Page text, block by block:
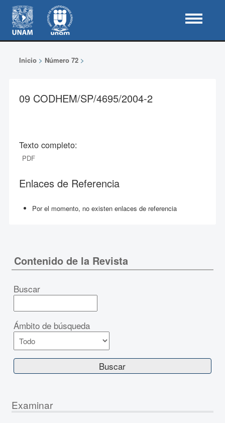
Inicio> Número 72>
09 CODHEM/SP/4695/2004-2
Texto completo:
PDF
Enlaces de Referencia
Por el momento, no existen enlaces de referencia
Contenido de la Revista
Buscar
Ámbito de búsqueda
Examinar